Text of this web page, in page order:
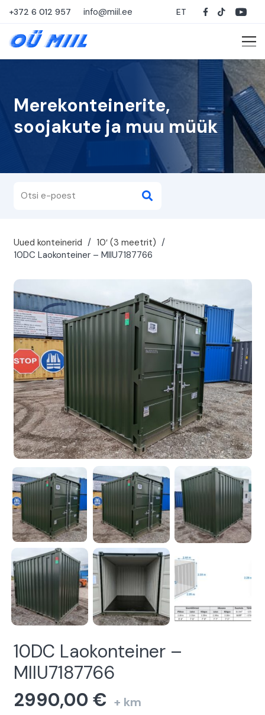
+372 6 012 957 info@miil.ee ET
Merekonteinerite,
soojakute ja muu müük
Uued konteinerid / 10′ (3 meetrit) /
10DC Laokonteiner – MIIU7187766
10DC Laokonteiner –
MIIU7187766
2990,00 € + km